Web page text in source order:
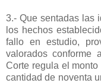
3.- Que sentadas las
los hechos
fallo en estudio,
valorados conforme
Corte regula el
cantidad de noventa